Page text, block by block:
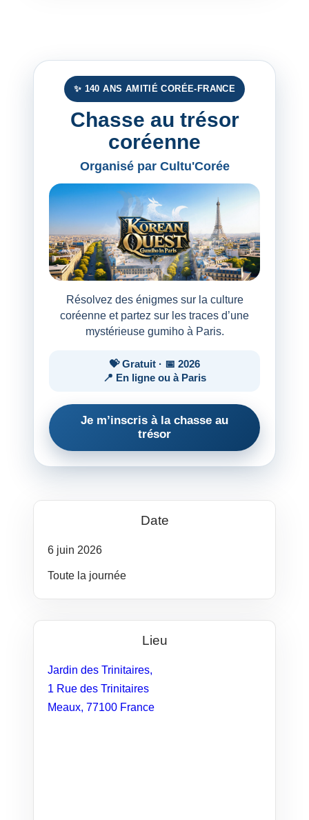
✨ 140 ANS AMITIÉ CORÉE-FRANCE
Chasse au trésor
coréenne
Organisé par Cultu'Corée
Résolvez des énigmes sur la culture
coréenne et partez sur les traces d’une
mystérieuse gumiho à Paris.
💝 Gratuit · 📅 2026
📍 En ligne ou à Paris
Je m’inscris à la chasse au
trésor
Date
6 juin 2026
Toute la journée
Lieu
Jardin des Trinitaires,
1 Rue des Trinitaires
Meaux, 77100 France